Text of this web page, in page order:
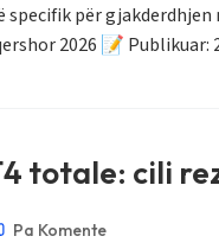
për
2026 📝 Publikuar:
totale: cili
Pa Komente